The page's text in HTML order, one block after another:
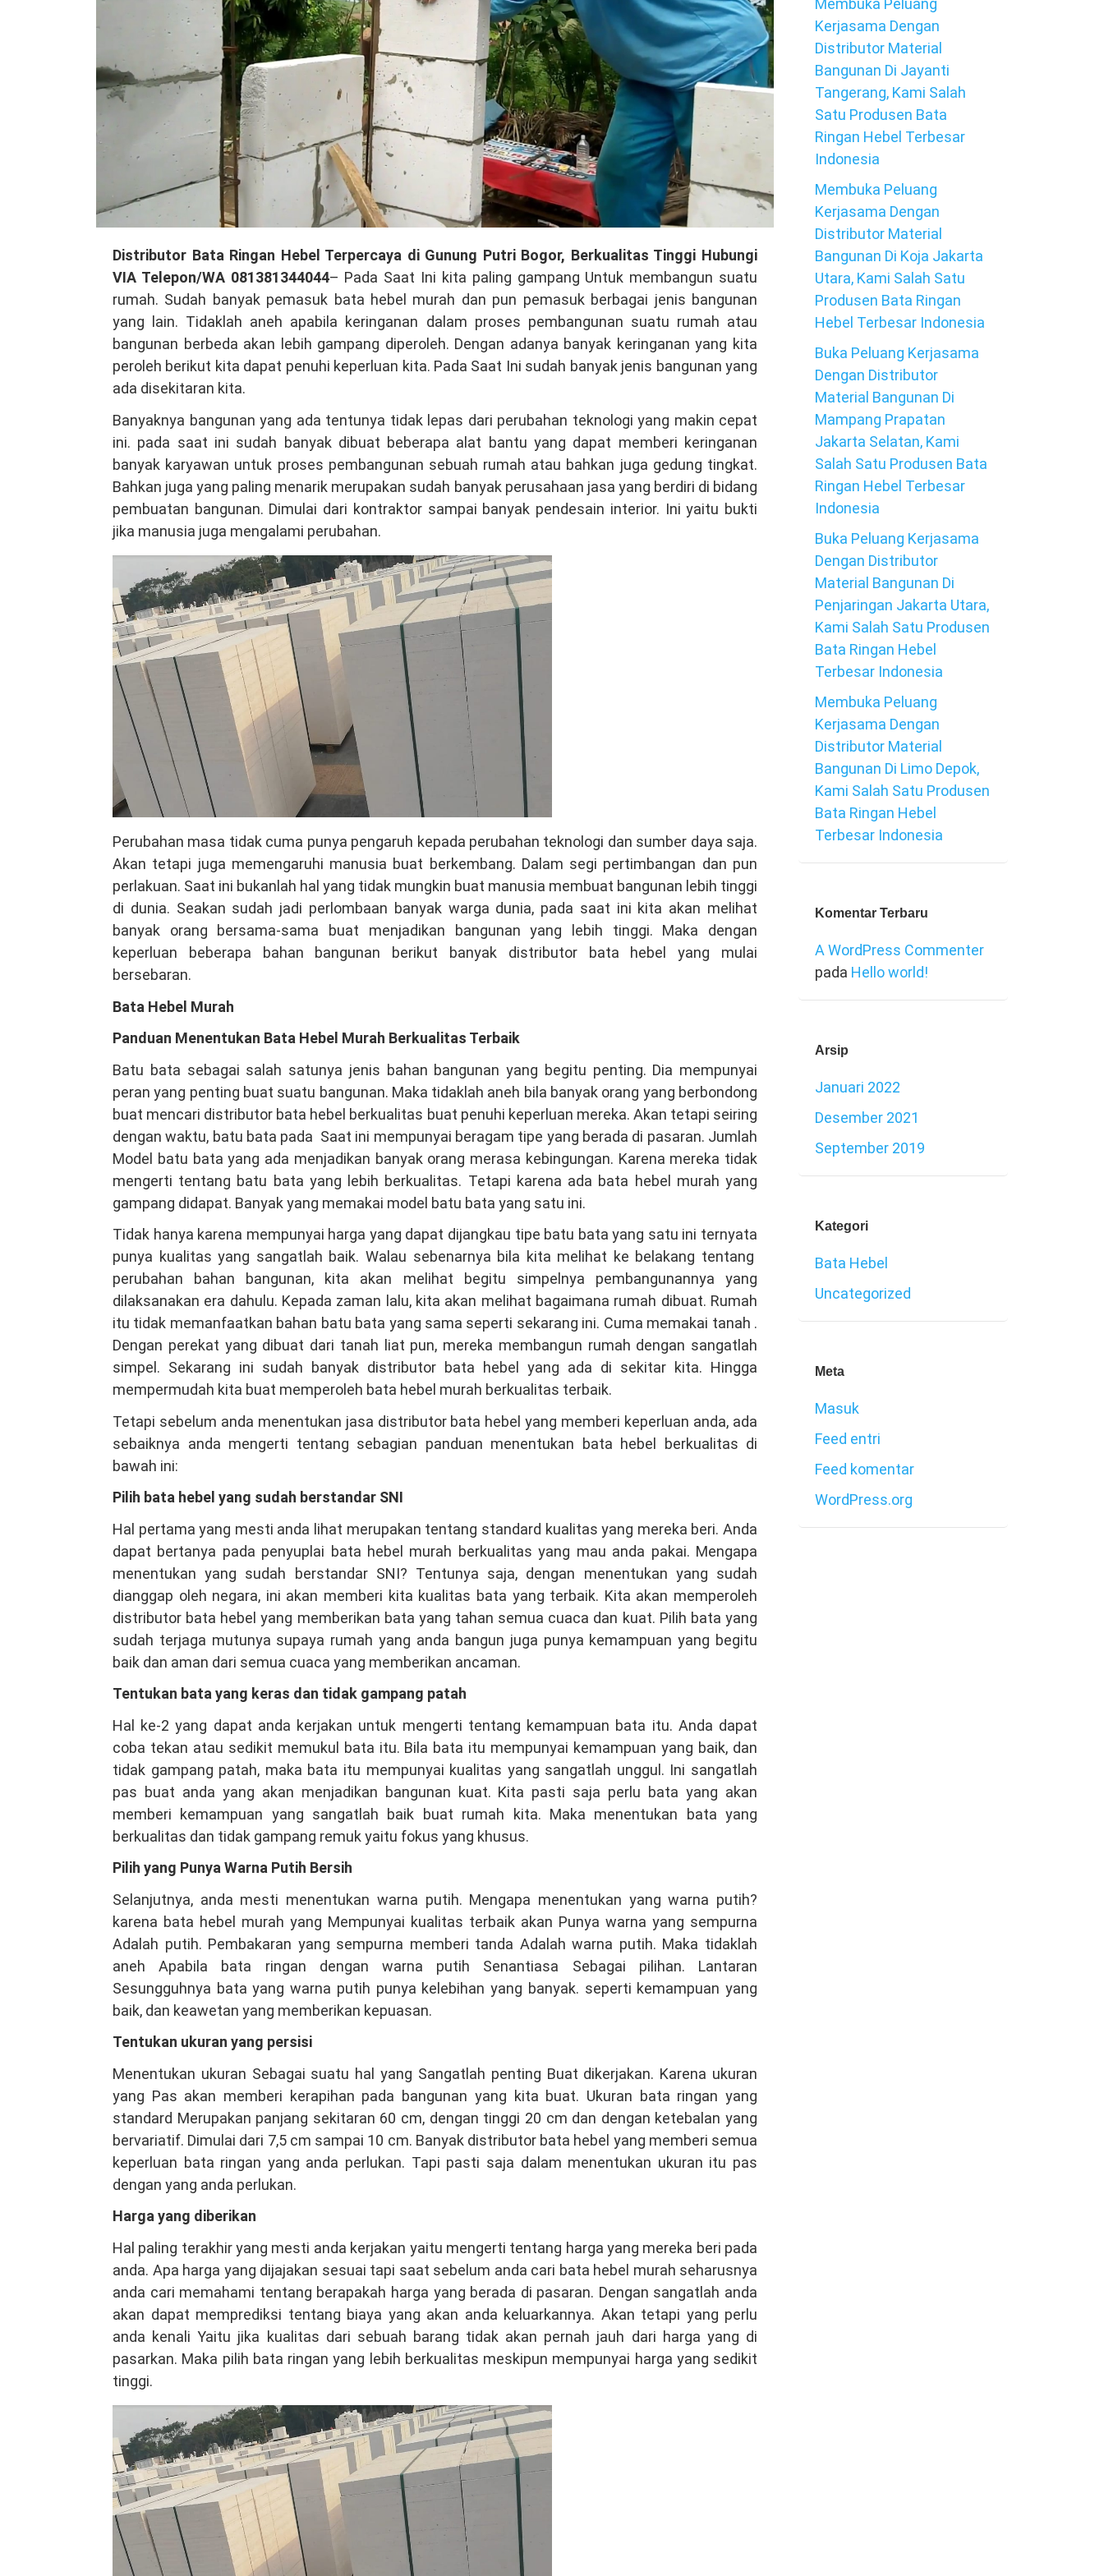
Distributor
Bata
Ringan
Hebel
Terpercaya
di
Gunung
Bogor,
Kualitas
Terbaik
Hubungi
VIA
Telepon/WA
081381344044
Distributor Bata Ringan Hebel Terpercaya di Gunung Putri Bogor, Berkualitas Tinggi Hubungi
VIA Telepon/WA 081381344044– Pada Saat Ini kita paling gampang Untuk membangun suatu
rumah. Sudah banyak pemasuk bata hebel murah dan pun pemasuk berbagai jenis bangunan
yang lain. Tidaklah aneh apabila keringanan dalam proses pembangunan suatu rumah atau
bangunan berbeda akan lebih gampang diperoleh. Dengan adanya banyak keringanan yang kita
peroleh berikut kita dapat penuhi keperluan kita. Pada Saat Ini sudah banyak jenis bangunan yang
ada disekitaran kita.
Banyaknya bangunan yang ada tentunya tidak lepas dari perubahan teknologi yang makin cepat
ini. pada saat ini sudah banyak dibuat beberapa alat bantu yang dapat memberi keringanan
banyak karyawan untuk proses pembangunan sebuah rumah atau bahkan juga gedung tingkat.
Bahkan juga yang paling menarik merupakan sudah banyak perusahaan jasa yang berdiri di bidang
pembuatan bangunan. Dimulai dari kontraktor sampai banyak pendesain interior. Ini yaitu bukti
jika manusia juga mengalami perubahan.
Perubahan masa tidak cuma punya pengaruh kepada perubahan teknologi dan sumber daya saja.
Akan tetapi juga memengaruhi manusia buat berkembang. Dalam segi pertimbangan dan pun
perlakuan. Saat ini bukanlah hal yang tidak mungkin buat manusia membuat bangunan lebih tinggi
di dunia. Seakan sudah jadi perlombaan banyak warga dunia, pada saat ini kita akan melihat
banyak orang bersama-sama buat menjadikan bangunan yang lebih tinggi. Maka dengan
keperluan beberapa bahan bangunan berikut banyak distributor bata hebel yang mulai
bersebaran.
Bata Hebel Murah
Panduan Menentukan Bata Hebel Murah Berkualitas Terbaik
Batu bata sebagai salah satunya jenis bahan bangunan yang begitu penting. Dia mempunyai
peran yang penting buat suatu bangunan. Maka tidaklah aneh bila banyak orang yang berbondong
buat mencari distributor bata hebel berkualitas buat penuhi keperluan mereka. Akan tetapi seiring
dengan waktu, batu bata pada Saat ini mempunyai beragam tipe yang berada di pasaran. Jumlah
Model batu bata yang ada menjadikan banyak orang merasa kebingungan. Karena mereka tidak
mengerti tentang batu bata yang lebih berkualitas. Tetapi karena ada bata hebel murah yang
gampang didapat. Banyak yang memakai model batu bata yang satu ini.
Tidak hanya karena mempunyai harga yang dapat dijangkau tipe batu bata yang satu ini ternyata
punya kualitas yang sangatlah baik. Walau sebenarnya bila kita melihat ke belakang tentang
perubahan bahan bangunan, kita akan melihat begitu simpelnya pembangunannya yang
dilaksanakan era dahulu. Kepada zaman lalu, kita akan melihat bagaimana rumah dibuat. Rumah
itu tidak memanfaatkan bahan batu bata yang sama seperti sekarang ini. Cuma memakai tanah .
Dengan perekat yang dibuat dari tanah liat pun, mereka membangun rumah dengan sangatlah
simpel. Sekarang ini sudah banyak distributor bata hebel yang ada di sekitar kita. Hingga
mempermudah kita buat memperoleh bata hebel murah berkualitas terbaik.
Tetapi sebelum anda menentukan jasa distributor bata hebel yang memberi keperluan anda, ada
sebaiknya anda mengerti tentang sebagian panduan menentukan bata hebel berkualitas di
bawah ini:
Pilih bata hebel yang sudah berstandar SNI
Hal pertama yang mesti anda lihat merupakan tentang standard kualitas yang mereka beri. Anda
dapat bertanya pada penyuplai bata hebel murah berkualitas yang mau anda pakai. Mengapa
menentukan yang sudah berstandar SNI? Tentunya saja, dengan menentukan yang sudah
dianggap oleh negara, ini akan memberi kita kualitas bata yang terbaik. Kita akan memperoleh
distributor bata hebel yang memberikan bata yang tahan semua cuaca dan kuat. Pilih bata yang
sudah terjaga mutunya supaya rumah yang anda bangun juga punya kemampuan yang begitu
baik dan aman dari semua cuaca yang memberikan ancaman.
Tentukan bata yang keras dan tidak gampang patah
Hal ke-2 yang dapat anda kerjakan untuk mengerti tentang kemampuan bata itu. Anda dapat
coba tekan atau sedikit memukul bata itu. Bila bata itu mempunyai kemampuan yang baik, dan
tidak gampang patah, maka bata itu mempunyai kualitas yang sangatlah unggul. Ini sangatlah
pas buat anda yang akan menjadikan bangunan kuat. Kita pasti saja perlu bata yang akan
memberi kemampuan yang sangatlah baik buat rumah kita. Maka menentukan bata yang
berkualitas dan tidak gampang remuk yaitu fokus yang khusus.
Pilih yang Punya Warna Putih Bersih
Selanjutnya, anda mesti menentukan warna putih. Mengapa menentukan yang warna putih?
karena bata hebel murah yang Mempunyai kualitas terbaik akan Punya warna yang sempurna
Adalah putih. Pembakaran yang sempurna memberi tanda Adalah warna putih. Maka tidaklah
aneh Apabila bata ringan dengan warna putih Senantiasa Sebagai pilihan. Lantaran
Sesungguhnya bata yang warna putih punya kelebihan yang banyak. seperti kemampuan yang
baik, dan keawetan yang memberikan kepuasan.
Tentukan ukuran yang persisi
Menentukan ukuran Sebagai suatu hal yang Sangatlah penting Buat dikerjakan. Karena ukuran
yang Pas akan memberi kerapihan pada bangunan yang kita buat. Ukuran bata ringan yang
standard Merupakan panjang sekitaran 60 cm, dengan tinggi 20 cm dan dengan ketebalan yang
bervariatif. Dimulai dari 7,5 cm sampai 10 cm. Banyak distributor bata hebel yang memberi semua
keperluan bata ringan yang anda perlukan. Tapi pasti saja dalam menentukan ukuran itu pas
dengan yang anda perlukan.
Harga yang diberikan
Hal paling terakhir yang mesti anda kerjakan yaitu mengerti tentang harga yang mereka beri pada
anda. Apa harga yang dijajakan sesuai tapi saat sebelum anda cari bata hebel murah seharusnya
anda cari memahami tentang berapakah harga yang berada di pasaran. Dengan sangatlah anda
akan dapat memprediksi tentang biaya yang akan anda keluarkannya. Akan tetapi yang perlu
anda kenali Yaitu jika kualitas dari sebuah barang tidak akan pernah jauh dari harga yang di
pasarkan. Maka pilih bata ringan yang lebih berkualitas meskipun mempunyai harga yang sedikit
tinggi.
Membuka Peluang
Kerjasama Dengan
Distributor Material
Bangunan Di Jayanti
Tangerang, Kami Salah
Satu Produsen Bata
Ringan Hebel Terbesar
Indonesia
Membuka Peluang
Kerjasama Dengan
Distributor Material
Bangunan Di Koja Jakarta
Utara, Kami Salah Satu
Produsen Bata Ringan
Hebel Terbesar Indonesia
Buka Peluang Kerjasama
Dengan Distributor
Material Bangunan Di
Mampang Prapatan
Jakarta Selatan, Kami
Salah Satu Produsen Bata
Ringan Hebel Terbesar
Indonesia
Buka Peluang Kerjasama
Dengan Distributor
Material Bangunan Di
Penjaringan Jakarta Utara,
Kami Salah Satu Produsen
Bata Ringan Hebel
Terbesar Indonesia
Membuka Peluang
Kerjasama Dengan
Distributor Material
Bangunan Di Limo Depok,
Kami Salah Satu Produsen
Bata Ringan Hebel
Terbesar Indonesia
Komentar Terbaru
A WordPress Commenter
pada Hello world!
Arsip
Januari 2022
Desember 2021
September 2019
Kategori
Bata Hebel
Uncategorized
Meta
Masuk
Feed entri
Feed komentar
WordPress.org